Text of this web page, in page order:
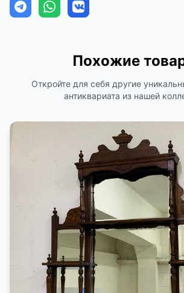
Похожие
Откройте для себя другие
антиквариата из нашей